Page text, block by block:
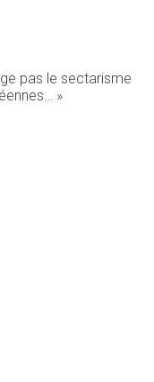
pas le sectarisme
»